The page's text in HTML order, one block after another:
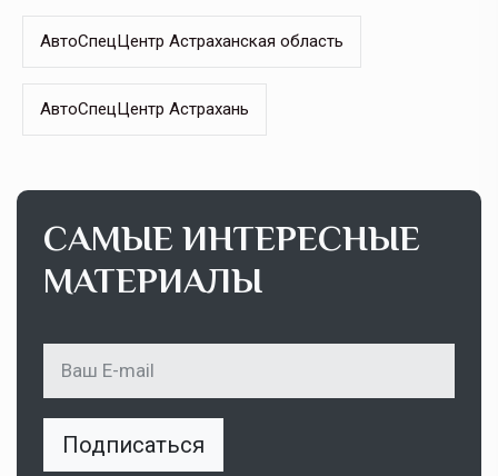
АвтоСпецЦентр Астраханская область
АвтоСпецЦентр Астрахань
САМЫЕ ИНТЕРЕСНЫЕ
МАТЕРИАЛЫ
Подписаться